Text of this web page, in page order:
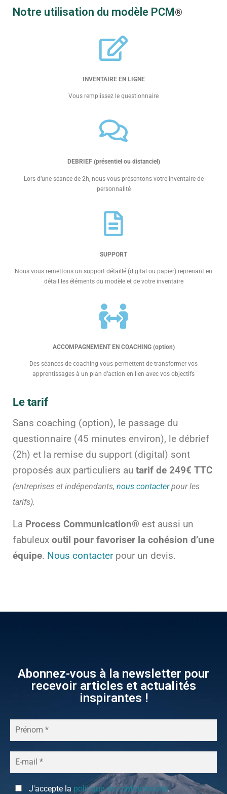
Notre utilisation du modèle PCM®
INVENTAIRE EN LIGNE
Vous remplissez le questionnaire
DEBRIEF (présentiel ou distanciel)
Lors d’une séance de 2h, nous vous présentons votre inventaire de
personnalité
SUPPORT
Nous vous remettons un support détaillé (digital ou papier) reprenant en
détail les éléments du modèle et de votre inventaire
ACCOMPAGNEMENT EN COACHING (option)
Des séances de coaching vous permettent de transformer vos
apprentissages à un plan d’action en lien avec vos objectifs
Le tarif
Sans coaching (option), le passage du
questionnaire (45 minutes environ), le débrief
(2h) et la remise du support (digital) sont
proposés aux particuliers au tarif de 249€ TTC
(entreprises et indépendants, nous contacterpour les
tarifs).
La Process Communication® est aussi un
fabuleux outil pour favoriser la cohésion d’une
équipe. Nous contacterpour un devis.
Abonnez-vous à la newsletter pour
recevoir articles et actualités
inspirantes !
J'accepte la politique de confidentialité.